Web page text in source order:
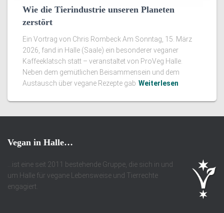
Wie die Tierindustrie unseren Planeten
zerstört
Ein Vortrag von Chris Rombeck Am Sonntag, 15. März
2026, fand in Halle (Saale) ein besonderer veganer
Kaffeeklatsch statt – veranstaltet von ProVeg Halle.
Neben dem gemütlichen Beisammensein und dem
Austausch über vegane Rezepte gab Weiterlesen
Vegan in Halle…
…ist eine seit 2011 bestehende Gruppe, die sich in und
um Halle für vegane Lebensweise und Tierrechte
engagiert.